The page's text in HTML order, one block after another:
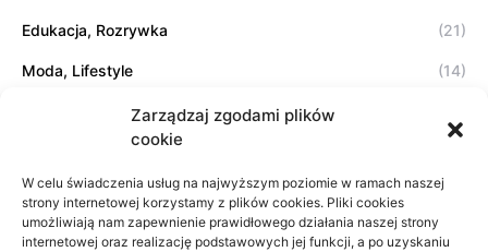
Zarządzaj zgodami plików
cookie
W celu świadczenia usług na najwyższym poziomie w ramach naszej
strony internetowej korzystamy z plików cookies. Pliki cookies
umożliwiają nam zapewnienie prawidłowego działania naszej strony
internetowej oraz realizację podstawowych jej funkcji, a po uzyskaniu
Edukacja, Rozrywka (21)
Moda, Lifestyle (14)
Sport, Turystyka
Usługi (20)
Zdrowie, Medycyna